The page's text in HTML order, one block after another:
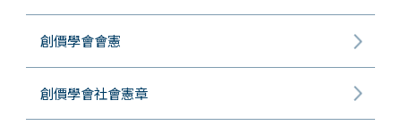
創價學會會憲
創價學會社會憲章